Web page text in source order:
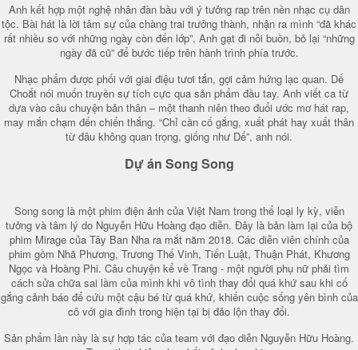
Anh kết hợp một nghệ nhân đàn bầu với ý tưởng rap trên nền nhạc cụ dân
tộc. Bài hát là lời tâm sự của chàng trai trưởng thành, nhận ra mình “đã khác
rất nhiều so với những ngày còn đến lớp”. Anh gạt đi nỗi buồn, bỏ lại “những
ngày đã cũ” để bước tiếp trên hành trình phía trước.
Nhạc phẩm được phối với giai điệu tươi tắn, gợi cảm hứng lạc quan. Dế
Choắt nói muốn truyền sự tích cực qua sản phẩm đầu tay. Anh viết ca từ
dựa vào câu chuyện bản thân – một thanh niên theo đuổi ước mơ hát rap,
may mắn chạm đến chiến thắng. “Chỉ cần cố gắng, xuất phát hay xuất thân
từ đâu không quan trọng, giống như Dế”, anh nói.
Dự án Song Song
Song song là một phim điện ảnh của Việt Nam trong thể loại ly kỳ, viễn
tưởng và tâm lý do Nguyễn Hữu Hoàng đạo diễn. Đây là bản làm lại của bộ
phim Mirage của Tây Ban Nha ra mắt năm 2018. Các diễn viên chính của
phim gồm Nhã Phương, Trương Thế Vinh, Tiến Luật, Thuận Phát, Khương
Ngọc và Hoàng Phi. Câu chuyện kể về Trang - một người phụ nữ phải tìm
cách sửa chữa sai lầm của mình khi vô tình thay đổi quá khứ sau khi cố
gắng cảnh báo để cứu một cậu bé từ quá khứ, khiến cuộc sống yên bình của
cô với gia đình trong hiện tại bị đảo lộn thay đổi.
Sản phẩm lần này là sự hợp tác của team với đạo diễn Nguyễn Hữu Hoàng.